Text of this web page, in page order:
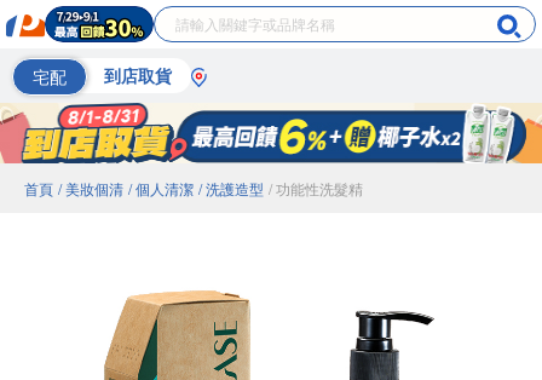
宅配 到店取貨
首頁 / 美妝個清 / 個人清潔 / 洗護造型 / 功能性洗髮精